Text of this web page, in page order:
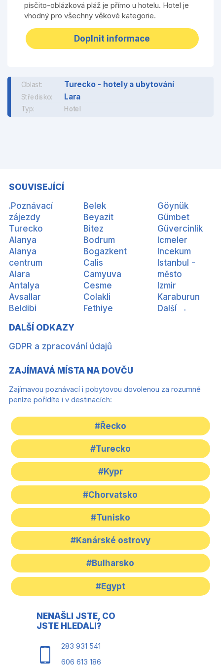
písčito-oblázková pláž je přímo u hotelu. Hotel je
vhodný pro všechny věkové kategorie.
Doplnit informace
Oblast: Turecko - hotely a ubytování
Středisko: Lara
Typ: Hotel
SOUVISEJÍCÍ
.Poznávací
zájezdy
Turecko
Alanya
Alanya
centrum
Alara
Antalya
Avsallar
Beldibi
Belek
Beyazit
Bitez
Bodrum
Bogazkent
Calis
Camyuva
Cesme
Colakli
Fethiye
Göynük
Gümbet
Güvercinlik
Icmeler
Incekum
Istanbul -
město
Izmir
Karaburun
Další →
DALŠÍ ODKAZY
GDPR a zpracování údajů
ZAJÍMAVÁ MÍSTA NA DOVČU
Zajímavou poznávací i pobytovou dovolenou za rozumné
peníze pořídíte i v destinacích:
#Řecko
#Turecko
#Kypr
#Chorvatsko
#Tunisko
#Kanárské ostrovy
#Bulharsko
#Egypt
NENAŠLI JSTE, CO
JSTE HLEDALI?
283 931 541
606 613 186